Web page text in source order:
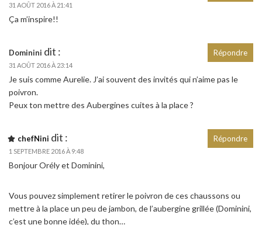
31 AOÛT 2016 À 21:41
Ça m’inspire!!
Dominini dit :
31 AOÛT 2016 À 23:14
Je suis comme Aurelie. J’ai souvent des invités qui n’aime pas le
poivron.
Peux ton mettre des Aubergines cuites à la place ?
Répondre
chefNini dit :
1 SEPTEMBRE 2016 À 9:48
Bonjour Orély et Dominini,
Vous pouvez simplement retirer le poivron de ces chaussons ou
mettre à la place un peu de jambon, de l’aubergine grillée (Dominini,
c’est une bonne idée), du thon…
Répondre